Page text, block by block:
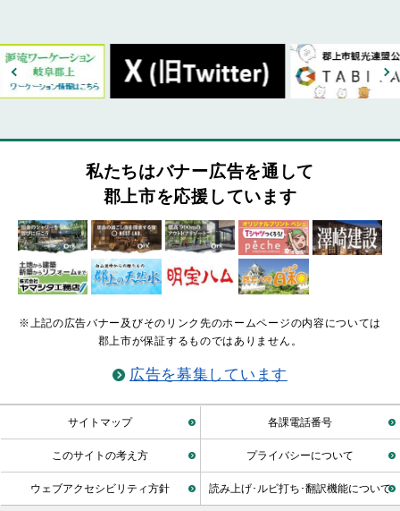
私たちはバナー広告を通して
郡上市を応援しています
※上記の広告バナー及びそのリンク先のホームページの内容については
郡上市が保証するものではありません。
広告を募集しています
サイトマップ 各課電話番号
このサイトの考え方 プライバシーについて
ウェブアクセシビリティ方針 読み上げ･ルビ打ち･翻訳機能について